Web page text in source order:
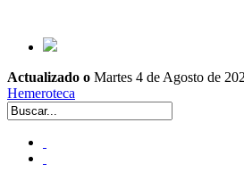
Actualizado o Martes 4 de Agosto de
Hemeroteca